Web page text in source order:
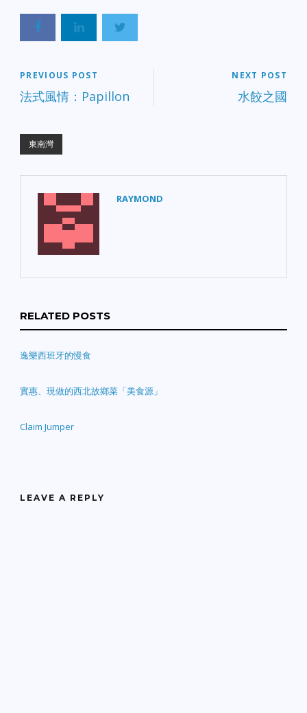
PREVIOUS POST
法式風情：Papillon
NEXT POST
水餃之國
東南灣
RAYMOND
RELATED POSTS
逸樂西班牙的慢食
實惠、現做的西北故鄉菜「美食源」
Claim Jumper
LEAVE A REPLY